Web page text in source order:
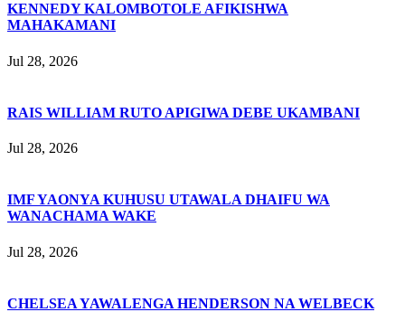
KENNEDY KALOMBOTOLE AFIKISHWA
MAHAKAMANI
Jul 28, 2026
RAIS WILLIAM RUTO APIGIWA DEBE UKAMBANI
Jul 28, 2026
IMF YAONYA KUHUSU UTAWALA DHAIFU WA
WANACHAMA WAKE
Jul 28, 2026
CHELSEA YAWALENGA HENDERSON NA WELBECK